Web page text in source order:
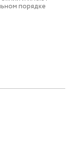
порядке